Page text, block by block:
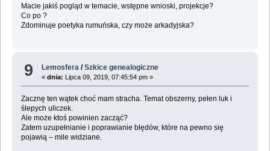
Macie jakiś pogląd w temacie, wstępne wnioski, projekcje?
Co po ?
Zdominuje poetyka rumuńska, czy może arkadyjska?
9 Lemosfera /Szkice genealogiczne
«dnia: Lipca 09, 2019, 07:45:54 pm »
Zacznę ten wątek choć mam stracha. Temat obszerny, pełen luk i
ślepych uliczek.
Ale może ktoś powinien zacząć?
Zatem uzupełnianie i poprawianie błędów, które na pewno się
pojawią – mile widziane.